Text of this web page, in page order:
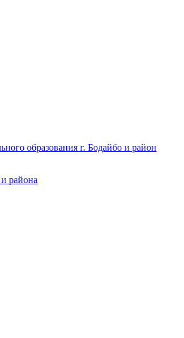
образования г. Бодайбо и район
района